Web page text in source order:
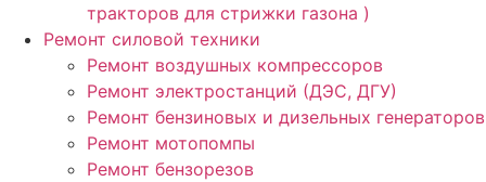
тракторов для стрижки газона )
Ремонт силовой техники
Ремонт воздушных компрессоров
Ремонт электростанций (ДЭС, ДГУ)
Ремонт бензиновых и дизельных генераторов
Ремонт мотопомпы
Ремонт бензорезов